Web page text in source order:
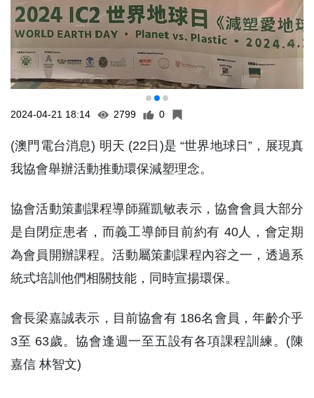
2024-04-21 18:14 2799 0
(澳門電台消息) 明天 (22日)是 “世界地球日”，展現真
我協會舉辦活動推動環保減塑理念。
協會活動策劃課程導師羅凱敏表示，協會會員大部分
是自閉症患者，而義工導師目前約有 40人，會定期
為會員開辦課程。活動屬策劃課程內容之一，透過系
統式培訓他們相關技能，同時宣揚環保。
會長梁嘉誠表示，目前協會有 186名會員，年齡介乎
3至 63歲。協會逢週一至五設有各項課程訓練。(陳
嘉信 林智文)